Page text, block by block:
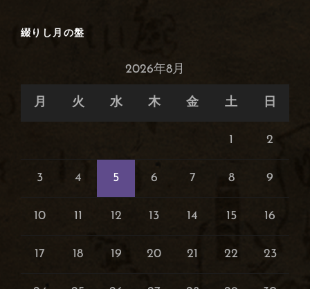
綴りし月の盤
2026年8月
月 火 水 木 金 土 日
1 2
3 4 5 6 7 8 9
10 11 12 13 14 15 16
17 18 19 20 21 22 23